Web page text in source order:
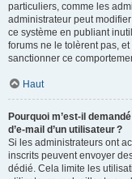
particuliers, comme les
administrateur peut
ce système en publiant
forums ne le tolèrent pas,
sanctionner ce
Haut
Pourquoi m’est-il
d’e-mail d’un utilisateur ?
Si les administrateurs ont
inscrits peuvent envoyer
dédié. Cela limite les